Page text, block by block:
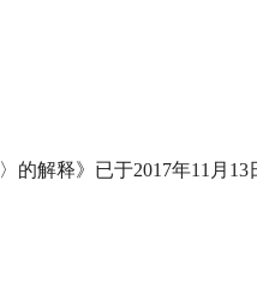
〉的解释》已于2017年11月